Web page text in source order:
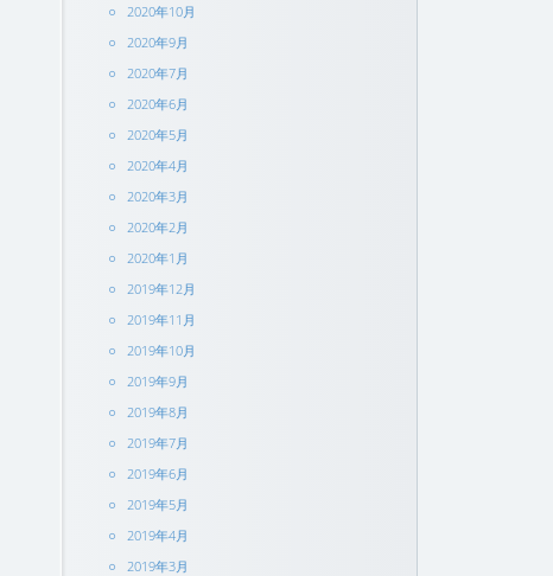
2020年10月
2020年9月
2020年7月
2020年6月
2020年5月
2020年4月
2020年3月
2020年2月
2020年1月
2019年12月
2019年11月
2019年10月
2019年9月
2019年8月
2019年7月
2019年6月
2019年5月
2019年4月
2019年3月